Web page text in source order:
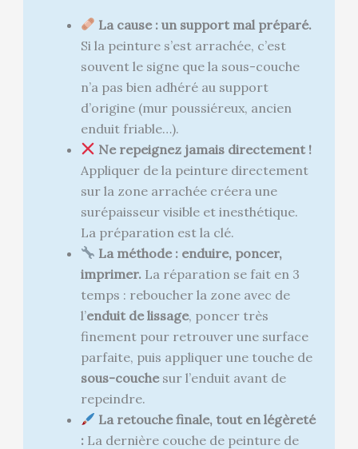
La cause : un support mal préparé.
Si la peinture s’est arrachée, c’est
souvent le signe que la sous-couche
n’a pas bien adhéré au support
d’origine (mur poussiéreux, ancien
enduit friable…).
Ne repeignez jamais directement !
Appliquer de la peinture directement
sur la zone arrachée créera une
surépaisseur visible et inesthétique.
La préparation est la clé.
La méthode : enduire, poncer,
imprimer.La réparation se fait en 3
temps : reboucher la zone avec de
l’enduit de lissage, poncer très
finement pour retrouver une surface
parfaite, puis appliquer une touche de
sous-couchesur l’enduit avant de
repeindre.
La retouche finale, tout en légèreté
:La dernière couche de peinture de